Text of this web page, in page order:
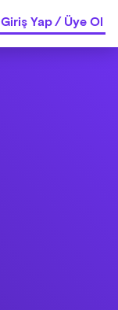
Giriş Yap/Üye Ol